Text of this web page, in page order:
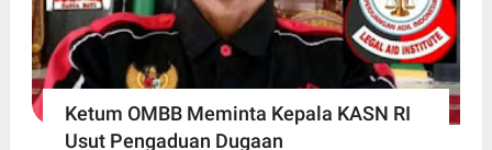
Ketum OMBB Meminta Kepala KASN RI
Usut Pengaduan Dugaan